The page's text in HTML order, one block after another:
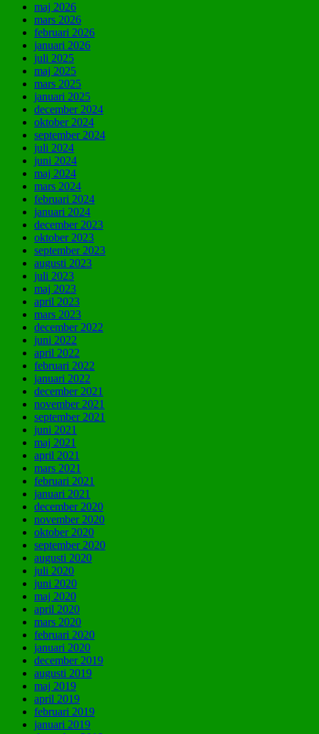
maj 2026
mars 2026
februari 2026
januari 2026
juli 2025
maj 2025
mars 2025
januari 2025
december 2024
oktober 2024
september 2024
juli 2024
juni 2024
maj 2024
mars 2024
februari 2024
januari 2024
december 2023
oktober 2023
september 2023
augusti 2023
juli 2023
maj 2023
april 2023
mars 2023
december 2022
juni 2022
april 2022
februari 2022
januari 2022
december 2021
november 2021
september 2021
juni 2021
maj 2021
april 2021
mars 2021
februari 2021
januari 2021
december 2020
november 2020
oktober 2020
september 2020
augusti 2020
juli 2020
juni 2020
maj 2020
april 2020
mars 2020
februari 2020
januari 2020
december 2019
augusti 2019
maj 2019
april 2019
februari 2019
januari 2019